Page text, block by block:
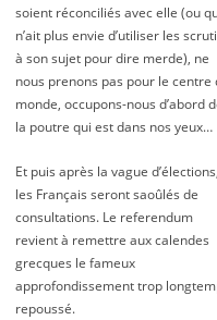
soient réconciliés avec elle (ou
n’ait plus envie d’utiliser les
à son sujet pour dire merde), ne
nous prenons pas pour le centre
monde, occupons-nous d’abord
la poutre qui est dans nos yeux…
Et puis après la vague d’élections,
les Français seront saoûlés de
consultations. Le referendum
revient à remettre aux calendes
grecques le fameux
approfondissement trop
repoussé.